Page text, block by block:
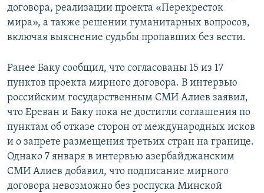
договора, реализации проекта «Перекресток
мира», а также решении гуманитарных вопросов,
включая выяснение судьбы пропавших без вести.
Ранее Баку сообщил, что согласованы 15 из 17
пунктов проекта мирного договора. В интервью
российским государственным СМИ Алиев заявил,
что Ереван и Баку пока не достигли соглашения по
пунктам об отказе сторон от международных исков
и о запрете размещения третьих стран на границе.
Однако 7 января в интервью азербайджанским
СМИ Алиев добавил, что подписание мирного
договора невозможно без роспуска Минской